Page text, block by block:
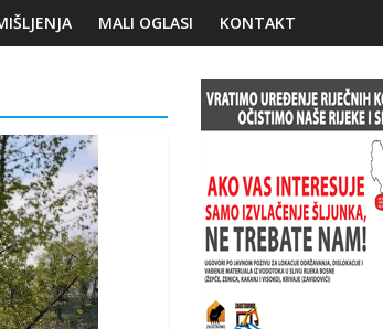
MALI OGLASI KONTAKT